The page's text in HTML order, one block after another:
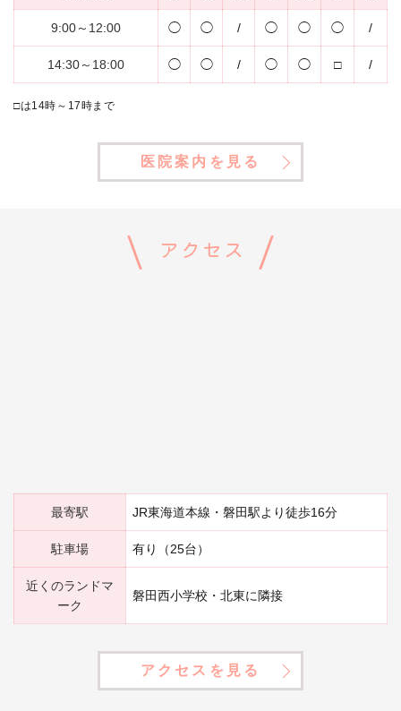
9:00～12:00 ◯ ◯ / ◯ ◯ ◯ /
14:30～18:00 ◯ ◯ / ◯ ◯ □ /
□は14時～17時まで
医院案内を見る
アクセス
最寄駅 JR東海道本線・磐田駅より徒歩16分
駐車場 有り（25台）
近くのランドマ
ーク
磐田西小学校・北東に隣接
アクセスを見る